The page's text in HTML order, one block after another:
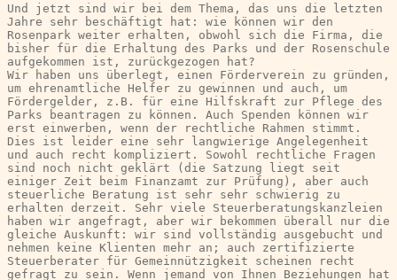
Und jetzt sind wir bei dem Thema, das uns die letzten
Jahre sehr beschäftigt hat: wie können wir den
Rosenpark weiter erhalten, obwohl sich die Firma, die
bisher für die Erhaltung des Parks und der Rosenschule
aufgekommen ist, zurückgezogen hat?
Wir haben uns überlegt, einen Förderverein zu gründen,
um ehrenamtliche Helfer zu gewinnen und auch, um
Fördergelder, z.B. für eine Hilfskraft zur Pflege des
Parks beantragen zu können. Auch Spenden können wir
erst einwerben, wenn der rechtliche Rahmen stimmt.
Dies ist leider eine sehr langwierige Angelegenheit
und auch recht kompliziert. Sowohl rechtliche Fragen
sind noch nicht geklärt (die Satzung liegt seit
einiger Zeit beim Finanzamt zur Prüfung), aber auch
steuerliche Beratung ist sehr sehr schwierig zu
erhalten derzeit. Sehr viele Steuerberatungskanzleien
haben wir angefragt, aber wir bekommen überall nur die
gleiche Auskunft: wir sind vollständig ausgebucht und
nehmen keine Klienten mehr an; auch zertifizierte
Steuerberater für Gemeinnützigkeit scheinen recht
gefragt zu sein. Wenn jemand von Ihnen Beziehungen hat